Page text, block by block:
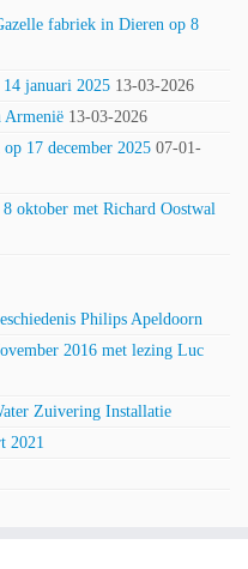
fabriek in Dieren op 8
januari 2025 13-03-2026
Armenië 13-03-2026
17 december 2025 07-01-
oktober met Richard Oostwal
Philips Apeldoorn
2016 met lezing Luc
Zuivering Installatie
2021